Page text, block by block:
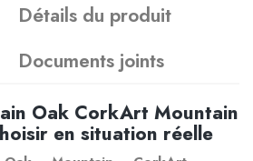
Détails du produit
Documents joints
Oak CorkArt Mountain
en situation réelle